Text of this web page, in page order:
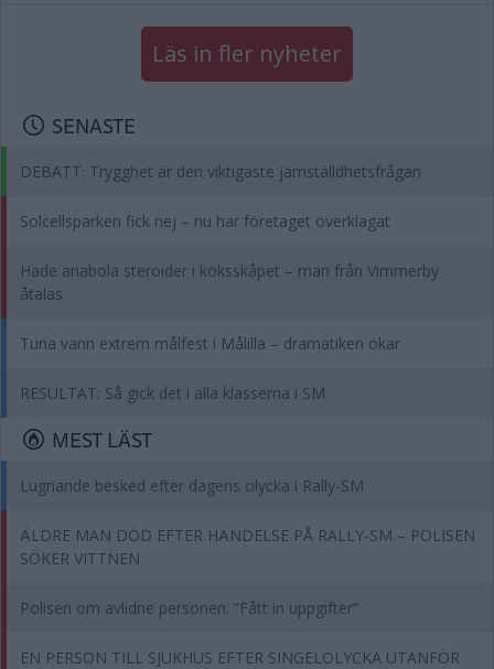
Läs in fler nyheter
SENASTE
DEBATT: Trygghet är den viktigaste jämställdhetsfrågan
Solcellsparken fick nej – nu har företaget överklagat
Hade anabola steroider i köksskåpet – man från Vimmerby
åtalas
Tuna vann extrem målfest i Målilla – dramatiken ökar
RESULTAT: Så gick det i alla klasserna i SM
MEST LÄST
Lugnande besked efter dagens olycka i Rally-SM
ÄLDRE MAN DÖD EFTER HÄNDELSE PÅ RALLY-SM – POLISEN
SÖKER VITTNEN
Polisen om avlidne personen: ”Fått in uppgifter”
EN PERSON TILL SJUKHUS EFTER SINGELOLYCKA UTANFÖR